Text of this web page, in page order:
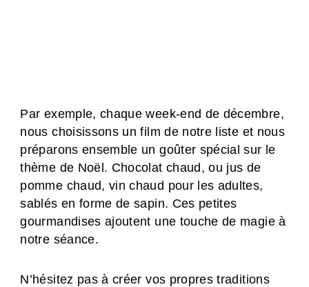
Par exemple, chaque week-end de décembre,
nous choisissons un film de notre liste et nous
préparons ensemble un goûter spécial sur le
thème de Noël. Chocolat chaud, ou jus de
pomme chaud, vin chaud pour les adultes,
sablés en forme de sapin. Ces petites
gourmandises ajoutent une touche de magie à
notre séance.
N’hésitez pas à créer vos propres traditions